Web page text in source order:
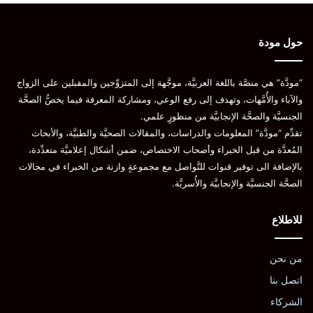
National Health Service (NHS). (2022, May 24). Polycystic ovary syndrome
(PCOS).
World Health Organization (WHO). (2021, November 18). Polycystic ovary
syndrome (PCOS). World Health Organization.
Johns Hopkins Medicine. (n.d.). Polycystic ovary syndrome (PCOS). Johns
Hopkins Medicine.
نسخ الرابط
حول مودة
“مودَّة” هي منصَّة باللغة العربيَّة، موجَّهة إلى المتزوِّجين والمقبلين على الزواج
والآباء والأُمَّهات، وتهدف إلى رفع الوعي، ومشاركة المعرفة فيما يخصُّ الصحَّة
الجنسيَّة والصحَّة الإنجابيَّة من منظورٍ علمي.
تقدِّم “مودَّة” المعلومات والدراسات، والمقالات الصحيَّة والطبيَّة، والأبحاث
المُعدَّة من قبل الخبراء وأصحاب الاختصاص، ضمن أشكال إعلاميَّة متعدِّدة،
بالإضافة الى توفير قنوات للتَّواصل مع مجموعةٍ وازنة من الخبراء في مجالات
الصحَّة الجنسيَّة والإنجابيَّة والأُسريَّة.
للاطلاع
من نحن
اتصل بنا
الشركاء